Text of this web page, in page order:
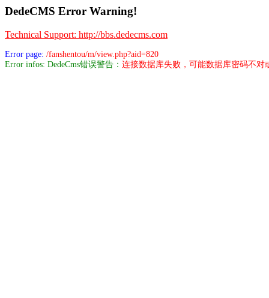
DedeCMS Error Warning!
Technical Support: http://bbs.dedecms.com
Error page: /fanshentou/m/view.php?aid=820
Error infos: DedeCms错误警告： 连接数据库失败，可能数据库密码不对